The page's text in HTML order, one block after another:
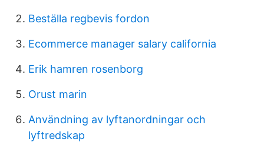
Beställa regbevis fordon
Ecommerce manager salary california
Erik hamren rosenborg
Orust marin
Användning av lyftanordningar och
lyftredskap